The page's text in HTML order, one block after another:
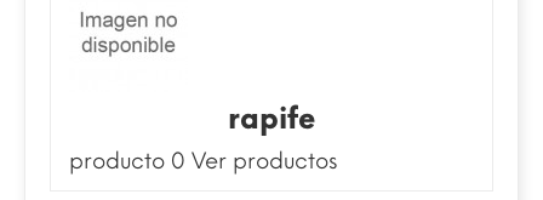
rapife
producto 0 Ver productos